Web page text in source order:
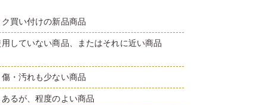
買い付けの新品商品
していない商品、またはそれに近い商品
・汚れも少ない商品
るが、程度のよい商品